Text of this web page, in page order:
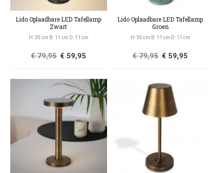
Lido Oplaadbare LED Tafellamp
Zwart
H: 35 cm B: 11 cm D: 11 cm
€ 59,95
€ 79,95
Lido Oplaadbare LED Tafellamp
Groen
H: 35 cm B: 11 cm D: 11 cm
€ 59,95
€ 79,95